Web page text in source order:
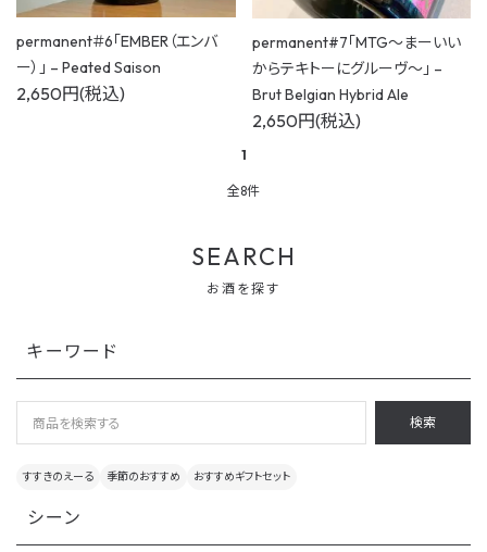
permanent＃6「EMBER（エンバ
ー）」 – Peated Saison
2,650円(税込)
permanent#7「MTG〜まーいい
からテキトーにグルーヴ〜」 –
Brut Belgian Hybrid Ale
2,650円(税込)
1
全8件
SEARCH
お酒を探す
キーワード
検索
すすきのえーる 季節のおすすめ おすすめギフトセット
シーン